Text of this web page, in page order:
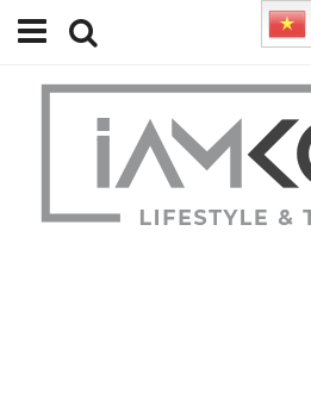
Home
Travel
Lifestyle